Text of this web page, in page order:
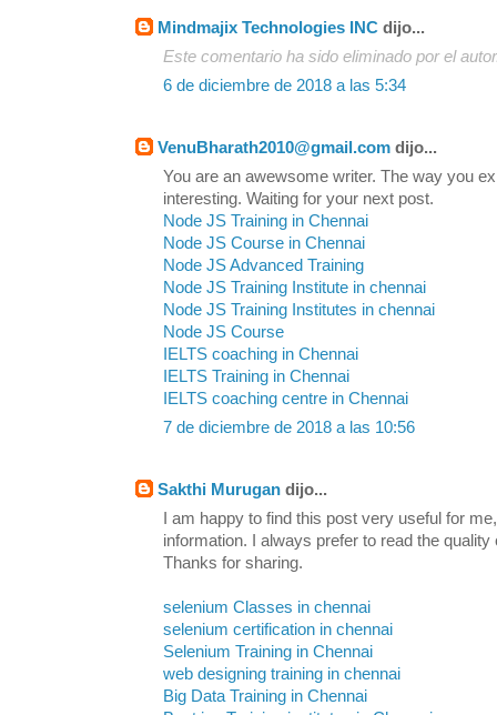
Mindmajix Technologies INC dijo...
Este comentario ha sido eliminado por el
6 de diciembre de 2018 a las 5:34
VenuBharath2010@gmail.com dijo...
You are an awewsome writer. The way you
interesting. Waiting for your next post.
Node JS Training in Chennai
Node JS Course in Chennai
Node JS Advanced Training
Node JS Training Institute in chennai
Node JS Training Institutes in chennai
Node JS Course
IELTS coaching in Chennai
IELTS Training in Chennai
IELTS coaching centre in Chennai
7 de diciembre de 2018 a las 10:56
Sakthi Murugan dijo...
I am happy to find this post very useful for
information. I always prefer to read the
Thanks for sharing.
selenium Classes in chennai
selenium certification in chennai
Selenium Training in Chennai
web designing training in chennai
Big Data Training in Chennai